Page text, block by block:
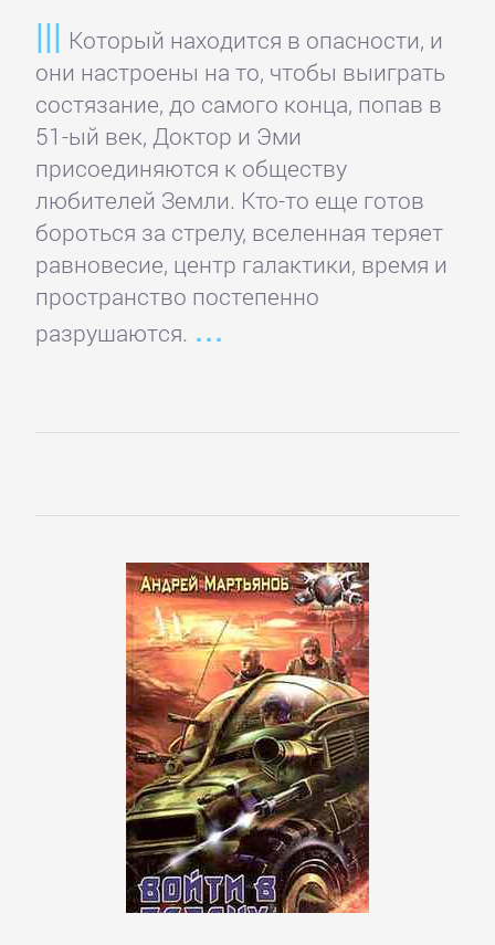
Который находится в опасности, и
они настроены на то, чтобы выиграть
состязание, до самого конца, попав в
51-ый век, Доктор и Эми
присоединяются к обществу
любителей Земли. Кто-то еще готов
бороться за стрелу, вселенная теряет
равновесие, центр галактики, время и
пространство постепенно
разрушаются.
Зарубежная
прикладная
и
научно-
популярная
литература
Зарубежная
публицистика
Зарубежная
Зарубежные
детективы
Зарубежные
любовные
Зарубежные
приключения
Зарубежные